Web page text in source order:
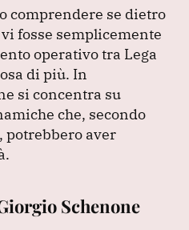
comprendere se dietro
fosse semplicemente
operativo tra Lega
di più. In
si concentra su
che, secondo
potrebbero aver
Schenone